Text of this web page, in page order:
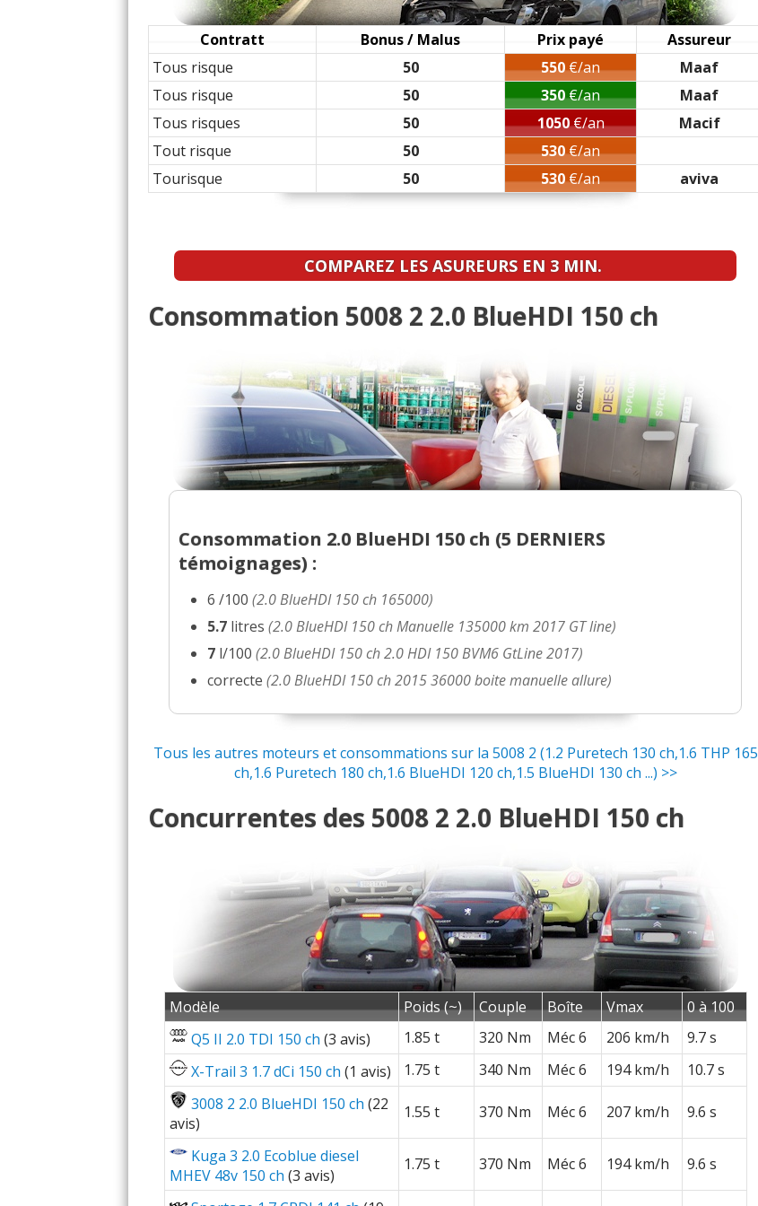
12/20 2.0 BlueHDI 150 ch 2019, boîte manuelle, 6400(1 )
13/20 2.0 BlueHDI 150 ch(2 )
17/20 2.0 BlueHDI 150 ch Manuelle 135000 km 2017 GT(0 )
15/20 2.0 BlueHDI 150 ch 4000 km / finition GT Line(1 )
05/20 2.0 BlueHDI 150 ch 2017, 1740000(0 )
2.0 BlueHDI 150 ch 2015 36000 boite manuelle( )
Contratt Bonus / Malus Prix payé
Assureur
Tous risque
50 550€/an
Maaf
Tous risque
50 350€/an
Maaf
Tous risques
50 1050€/an
Macif
Tout risque
50 530€/an
Tourisque
50 530€/an aviva
COMPAREZ LES ASUREURS EN 3 MIN.
Consommation 5008 2 2.0 BlueHDI 150 ch
Consommation 2.0 BlueHDI 150 ch (5 DERNIERS
témoignages) :
6 /100(2.0 BlueHDI 150 ch 165000)
5.7 litres(2.0 BlueHDI 150 ch Manuelle 135000 km 2017 GT line)
7 l/100(2.0 BlueHDI 150 ch 2.0 HDI 150 BVM6 GtLine 2017)
correcte(2.0 BlueHDI 150 ch 2015 36000 boite manuelle allure)
Tous les autres moteurs et consommations sur la 5008 2 (1.2 Puretech 130 ch,1.6 THP 165
ch,1.6 Puretech 180 ch,1.6 BlueHDI 120 ch,1.5 BlueHDI 130 ch ...) >>
Concurrentes des 5008 2 2.0 BlueHDI 150 ch
Modèle Poids (~) Couple Boîte Vmax
0 à 100
Q5 II 2.0 TDI 150 ch (3 avis) 1.85 t 320 Nm Méc 6 206 km/h
9.7 s
X-Trail 3 1.7 dCi 150 ch (1 avis) 1.75 t 340 Nm Méc 6 194 km/h
10.7 s
3008 2 2.0 BlueHDI 150 ch (22
avis)
1.55 t 370 Nm Méc 6 207 km/h 9.6 s
Kuga 3 2.0 Ecoblue diesel
MHEV 48v 150 ch (3 avis)
1.75 t 370 Nm Méc 6 194 km/h 9.6 s